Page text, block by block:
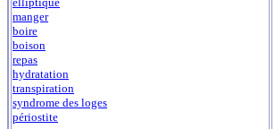
manger
boire
boison
repas
hydratation
transpiration
syndrome des loges
périostite